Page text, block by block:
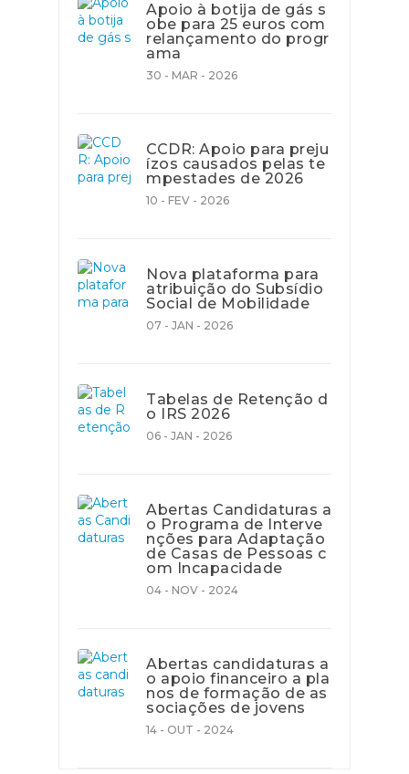
Apoio à botija de gás s
obe para 25 euros com
relançamento do progr
ama
30 - MAR - 2026
CCDR: Apoio para preju
ízos causados pelas te
mpestades de 2026
10 - FEV - 2026
Nova plataforma para
atribuição do Subsídio
Social de Mobilidade
07 - JAN - 2026
Tabelas de Retenção d
o IRS 2026
06 - JAN - 2026
Abertas Candidaturas a
o Programa de Interve
nções para Adaptação
de Casas de Pessoas c
om Incapacidade
04 - NOV - 2024
Abertas candidaturas a
o apoio financeiro a pla
nos de formação de as
sociações de jovens
14 - OUT - 2024